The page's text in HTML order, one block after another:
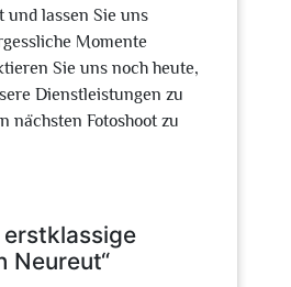
und lassen Sie uns
Momente
Sie uns noch heute,
Dienstleistungen zu
nächsten Fotoshoot zu
Neureut“